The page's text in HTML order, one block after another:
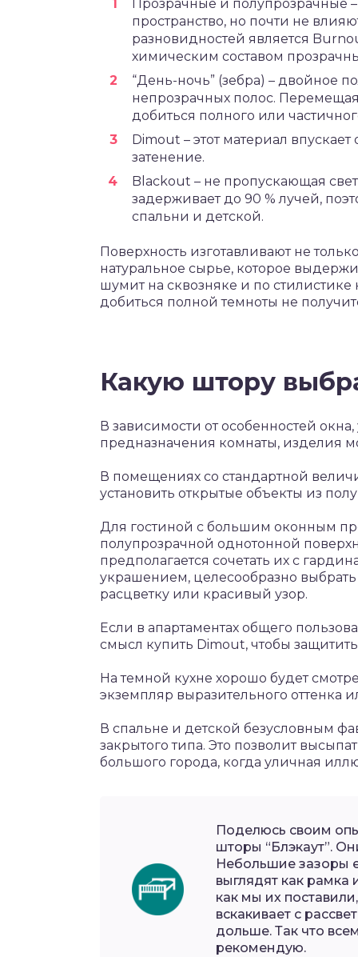
Прозрачные и полупрозрачные
пространство, но почти не
разновидностей является
химическим составом
“День-ночь” (зебра) – двойное
непрозрачных полос.
добиться полного или
Dimout – этот материал
затенение.
Blackout – не пропускающая
задерживает до 90 % лучей,
спальни и детской.
Поверхность изготавливают не
натуральное сырье, которое
шумит на сквозняке и по
добиться полной темноты не
Какую штору
В зависимости от особенностей
предназначения комнаты, изделия
В помещениях со стандартной
установить открытые объекты из
Для гостиной с большим оконным
полупрозрачной однотонной
предполагается сочетать их с
украшением, целесообразно
расцветку или красивый узор.
Если в апартаментах общего
смысл купить Dimout, чтобы
На темной кухне хорошо будет
экземпляр выразительного оттенка
В спальне и детской безусловным
закрытого типа. Это позволит
большого города, когда уличная
Поделюсь своим
шторы “Блэкаут”.
Небольшие зазоры
выглядят как рамка
как мы их
вскакивает с
дольше. Так что
рекомендую.